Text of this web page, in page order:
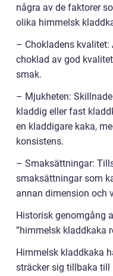
några av de faktorer
olika himmelsk
– Chokladens
choklad av god
smak.
– Mjukheten:
kladdig eller fast
en kladdigare kaka,
konsistens.
– Smaksättningar:
smaksättningar som
annan dimension och
Historisk genomgång
”himmelsk kladdkaka
Himmelsk kladdkaka
sträcker sig tillbaka till